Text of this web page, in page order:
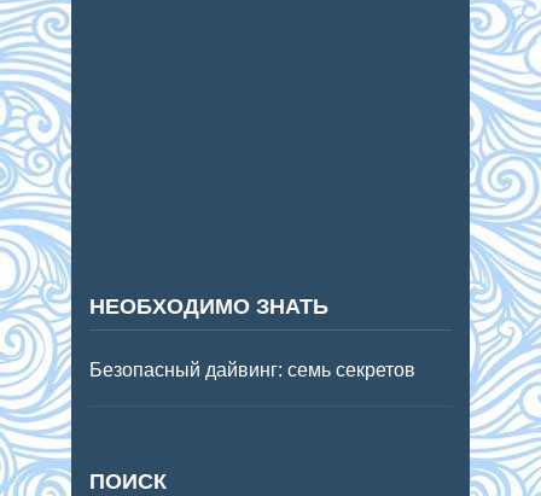
НЕОБХОДИМО ЗНАТЬ
Безопасный дайвинг: семь секретов
ПОИСК